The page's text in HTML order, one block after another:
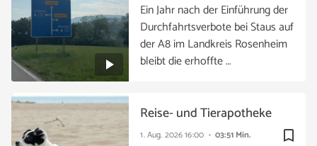
Ein Jahr nach der Einführung der
Durchfahrtsverbote bei Staus auf
der A8 im Landkreis Rosenheim
bleibt die erhoffte …
bookmark_border
1. Aug. 202616:00 03:51 Min.
Reise- und Tierapotheke